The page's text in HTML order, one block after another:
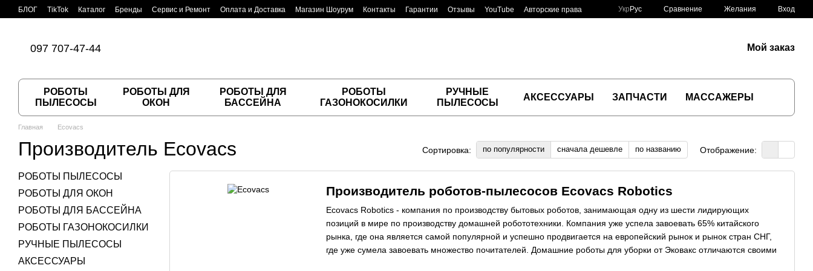
Перейти к основному контенту
БЛОГ TikTok Каталог Бренды Сервис и Ремонт Оплата и Доставка Магазин Шоурум Контакты Гарантии Отзывы YouTube
Авторские права
Укр Рус Сравнение Желания Вход
097 707-47-44 Мой заказ
РОБОТЫ
ПЫЛЕСОСЫ
РОБОТЫ ДЛЯ
ОКОН
РОБОТЫ ДЛЯ
БАССЕЙНА
РОБОТЫ
ГАЗОНОКОСИЛКИ
РУЧНЫЕ
ПЫЛЕСОСЫ
АКСЕССУАРЫ ЗАПЧАСТИ МАССАЖЕРЫ
Главная Ecovacs
Производитель Ecovacs Сортировка: по популярности сначала дешевле по названию Отображение:
Производитель роботов-пылесосов Ecovacs Robotics
Ecovacs Robotics - компания по производству бытовых роботов, занимающая одну из шести лидирующих
позиций в мире по производству домашней робототехники. Компания уже успела завоевать 65% китайского
рынка, где она является самой популярной и успешно продвигается на европейский рынок и рынок стран СНГ,
где уже сумела завоевать множество почитателей. Домашние роботы для уборки от Эковакс отличаются своими
РОБОТЫ ПЫЛЕСОСЫ
РОБОТЫ ДЛЯ ОКОН
РОБОТЫ ДЛЯ БАССЕЙНА
РОБОТЫ ГАЗОНОКОСИЛКИ
РУЧНЫЕ ПЫЛЕСОСЫ
АКСЕССУАРЫ